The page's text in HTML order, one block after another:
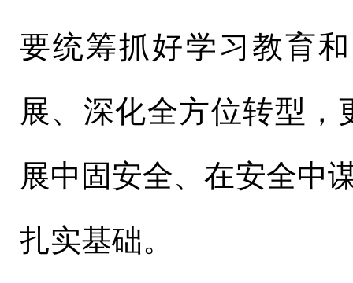
要统筹抓好学习教育
展、深化全方位转型
展中固安全、在安全中
扎实基础。